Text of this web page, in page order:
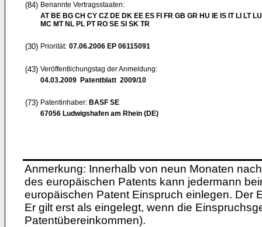
(84) Benannte Vertragsstaaten:
AT BE BG CH CY CZ DE DK EE ES FI FR GB GR HU IE IS IT LI LT
MC MT NL PL PT RO SE SI SK TR
(30) Priorität: 07.06.2006 EP 06115091
(43) Veröffentlichungstag der Anmeldung:
04.03.2009 Patentblatt 2009/10
(73) Patentinhaber: BASF SE
67056 Ludwigshafen am Rhein (DE)
Anmerkung: Innerhalb von neun Monaten
des europäischen Patents kann jedermann
europäischen Patent Einspruch einlegen. Der
Er gilt erst als eingelegt, wenn die
Patentübereinkommen).